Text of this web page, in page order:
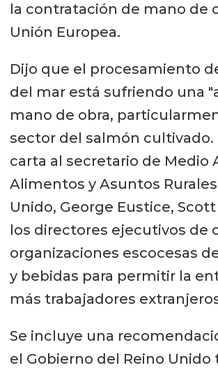
la contratación de mano de
Unión Europea.
Dijo que el procesamiento
del mar está sufriendo una
mano de obra,
sector del salmón cultivado.
carta al secretario de Medio
Alimentos y Asuntos
Unido, George Eustice,
los directores ejecutivos de
organizaciones escocesas
y bebidas para permitir la
más trabajadores
Se incluye una
el Gobierno del Reino Unido